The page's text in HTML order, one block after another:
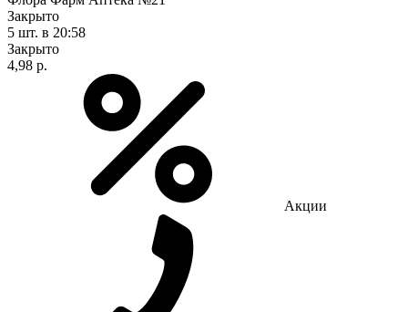
Закрыто
5 шт. в 20:58
Закрыто
4,98 р.
Акции